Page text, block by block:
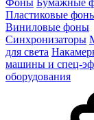
Фоны Бумажные
Пластиковые
Виниловые фоны
Синхронизаторы
для света
машины и спец-
оборудования